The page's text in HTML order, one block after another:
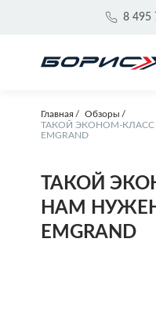
8 495
Главная
Обзоры
ТАКОЙ ЭКОНОМ-КЛАСС
EMGRAND
ТАКОЙ
НАМ НУЖЕН!
EMGRAND